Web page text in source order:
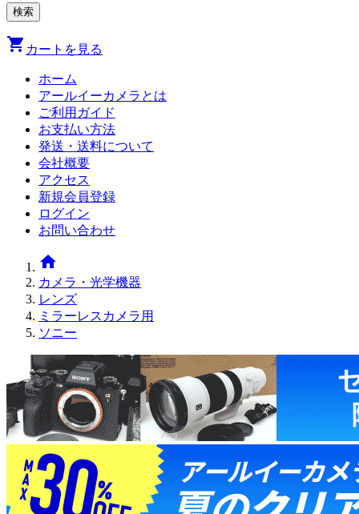
shopping_cart カートを見る
ホーム
アールイーカメラとは
ご利用ガイド
お支払い方法
発送・送料について
会社概要
アクセス
新規会員登録
ログイン
お問い合わせ
home
カメラ・光学機器
レンズ
ミラーレスカメラ用
ソニー